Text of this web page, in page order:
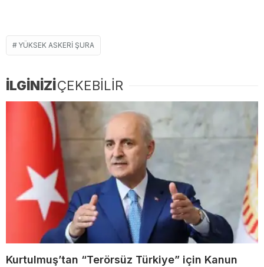
YÜKSEK ASKERI ŞURA
İLGİNİZİÇEKEBİLİR
Kurtulmuş’tan “Terörsüz Türkiye” için Kanun